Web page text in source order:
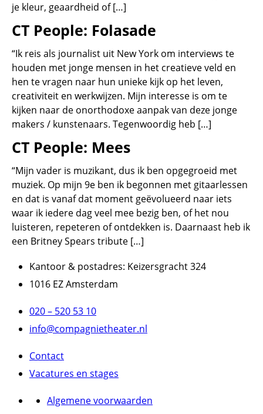
je kleur, geaardheid of […]
CT People: Folasade
“Ik reis als journalist uit New York om interviews te
houden met jonge mensen in het creatieve veld en
hen te vragen naar hun unieke kijk op het leven,
creativiteit en werkwijzen. Mijn interesse is om te
kijken naar de onorthodoxe aanpak van deze jonge
makers / kunstenaars. Tegenwoordig heb […]
CT People: Mees
“Mijn vader is muzikant, dus ik ben opgegroeid met
muziek. Op mijn 9e ben ik begonnen met gitaarlessen
en dat is vanaf dat moment geëvolueerd naar iets
waar ik iedere dag veel mee bezig ben, of het nou
luisteren, repeteren of ontdekken is. Daarnaast heb ik
een Britney Spears tribute […]
Kantoor & postadres: Keizersgracht 324
1016 EZ Amsterdam
020 – 520 53 10
info@compagnietheater.nl
Contact
Vacatures en stages
Algemene voorwaarden